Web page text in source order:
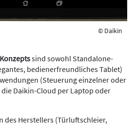
© Daikin
sind sowohl Standalone-
bedienerfreundliches Tablet)
(Steuerung einzelner oder
Daikin-Cloud per Laptop oder
des Herstellers (Türluftschleier,